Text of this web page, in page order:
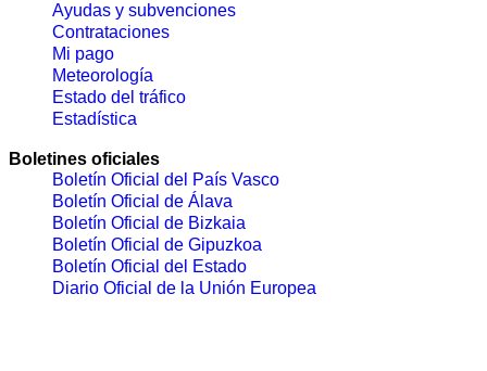
Ayudas y subvenciones
Contrataciones
Mi pago
Meteorología
Estado del tráfico
Estadística
Boletines oficiales
Boletín Oficial del País Vasco
Boletín Oficial de Álava
Boletín Oficial de Bizkaia
Boletín Oficial de Gipuzkoa
Boletín Oficial del Estado
Diario Oficial de la Unión Europea